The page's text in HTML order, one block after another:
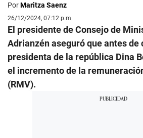
PorMaritza Saenz
26/12/2024, 07:12 p.m.
El presidente de Consejo de
Adrianzén aseguró que antes de
presidenta de la república Dina
el incremento de la
(RMV).